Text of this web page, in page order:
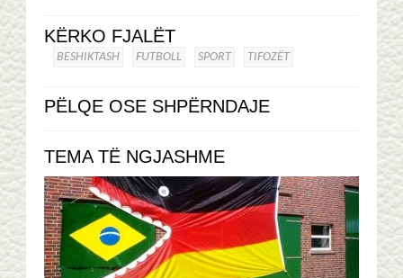
KËRKO FJALËT
BESHIKTASH FUTBOLL SPORT TIFOZËT
PËLQE OSE SHPËRNDAJE
TEMA TË NGJASHME